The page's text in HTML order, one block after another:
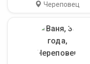
Череповец